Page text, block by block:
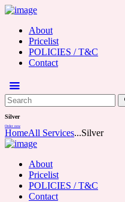
About
Pricelist
POLICIES / T&C
Contact
Silver
Order now
HomeAll Services...Silver
About
Pricelist
POLICIES / T&C
Contact